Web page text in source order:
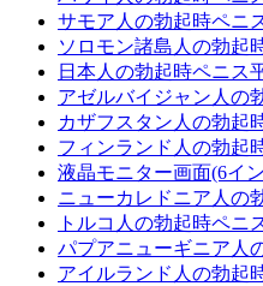
サモア人の勃起時ペニ
ソロモン諸島人の勃起
日本人の勃起時ペニス
アゼルバイジャン人の
カザフスタン人の勃起
フィンランド人の勃起
液晶モニター画面(6イ
ニューカレドニア人の
トルコ人の勃起時ペニ
パプアニューギニア人
アイルランド人の勃起